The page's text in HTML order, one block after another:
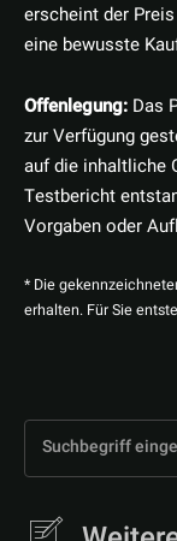
erscheint der
eine bewusste
Offenlegung: Das
zur Verfügung
auf die inhaltliche
Testbericht
Vorgaben oder
* Die
erhalten. Für Sie
Suchbegriff